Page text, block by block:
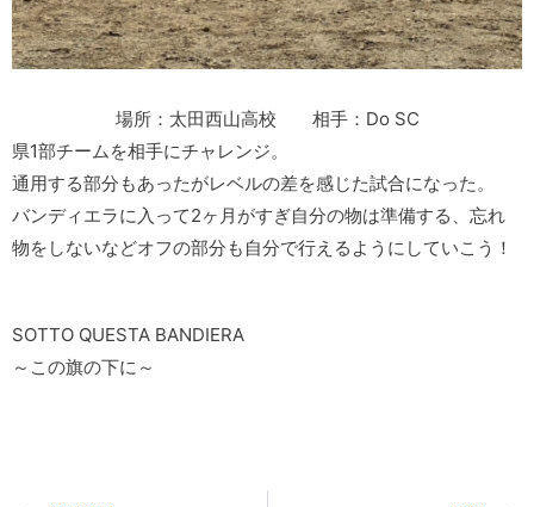
場所：太田西山高校 相手：Do SC
県1部チームを相手にチャレンジ。
通用する部分もあったがレベルの差を感じた試合になった。
バンディエラに入って2ヶ月がすぎ自分の物は準備する、忘れ
物をしないなどオフの部分も自分で行えるようにしていこう！
SOTTO QUESTA BANDIERA
～この旗の下に～